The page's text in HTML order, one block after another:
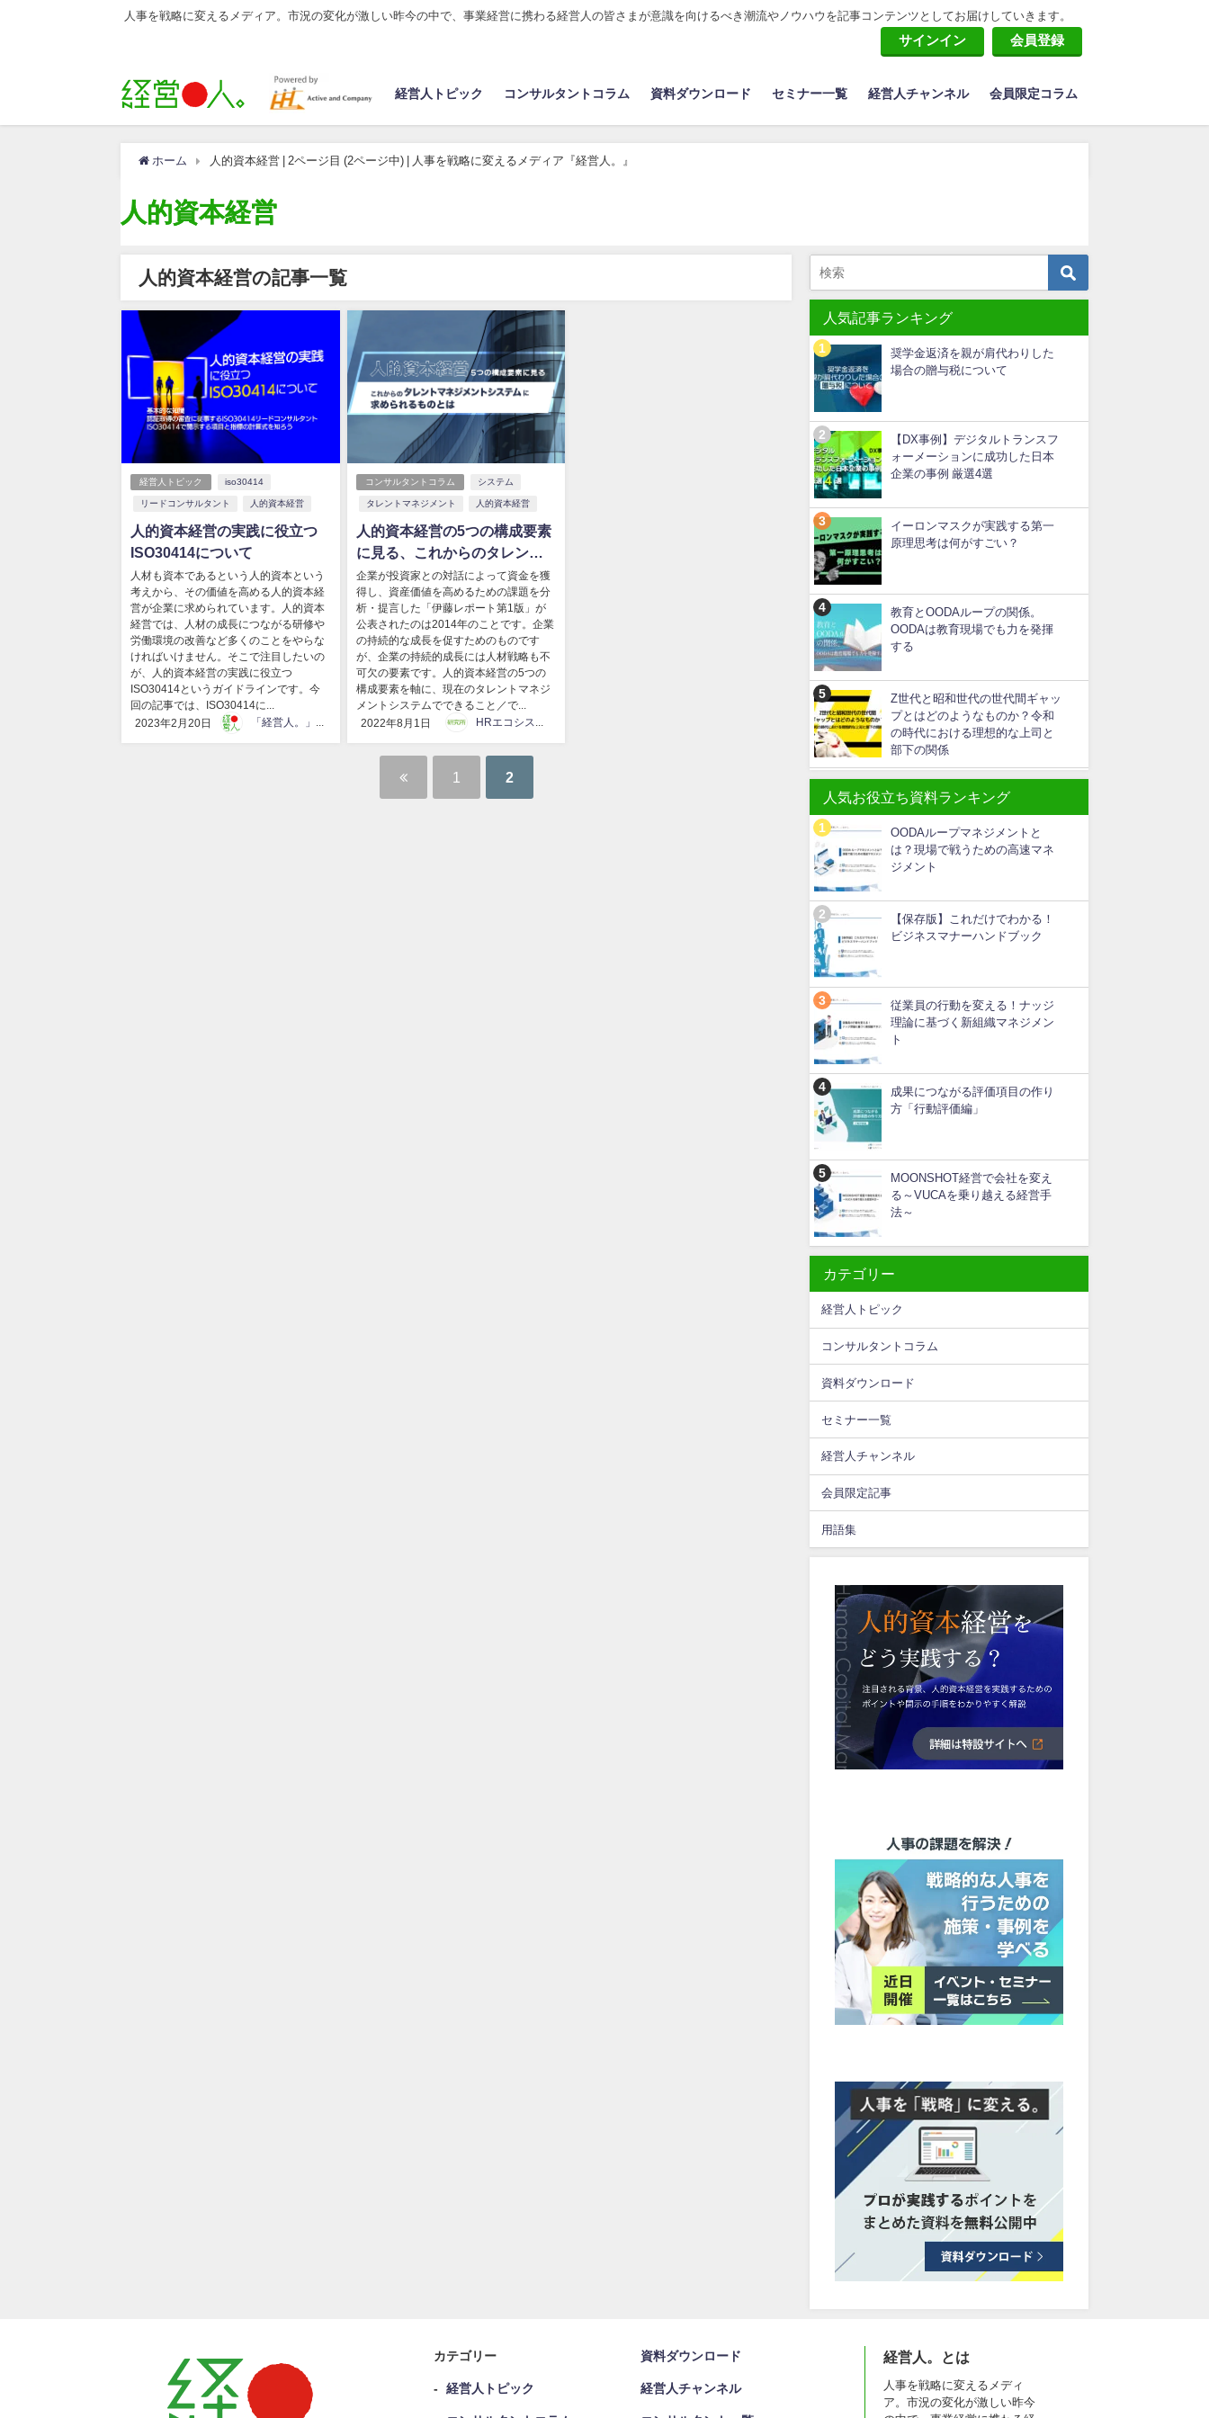
人事を戦略に変えるメディア。市況の変化が激しい昨今の中で、事業経営に携わる経営人の皆さまが意識を向けるべき潮流やノウハウを記事コンテンツとしてお届けしていきます。
サインイン 会員登録
経営人トピック コンサルタントコラム 資料ダウンロード セミナー一覧 経営人チャンネル 会員限定コラム
ホーム 人的資本経営 | 2ページ目 (2ページ中) | 人事を戦略に変えるメディア『経営人。』
人的資本経営
人的資本経営の記事一覧
経営人トピック iso30414
リードコンサルタント 人的資本経営
人的資本経営の実践に役立つ
ISO30414について
人材も資本であるという人的資本という
考えから、その価値を高める人的資本経
営が企業に求められています。人的資本
経営では、人材の成長につながる研修や
労働環境の改善など多くのことをやらな
ければいけません。そこで注目したいの
が、人的資本経営の実践に役立つ
ISO30414というガイドラインです。今
回の記事では、ISO30414に...
2023年2月20日
コンサルタントコラム システム
タレントマネジメント 人的資本経営
人的資本経営の5つの構成要素
に見る、これからのタレント
マネジメントシステムに求め
られるものとは
企業が投資家との対話によって資金を獲
得し、資産価値を高めるための課題を分
析・提言した「伊藤レポート第1版」が
公表されたのは2014年のことです。企業
の持続的な成長を促すためのものです
が、企業の持続的成長には人材戦略も不
可欠の要素です。人的資本経営の5つの
構成要素を軸に、現在のタレントマネジ
メントシステムでできること／で...
2022年8月1日
1 2
人気記事ランキング
奨学金返済を親が肩代わりした
場合の贈与税について
【DX事例】デジタルトランスフ
ォーメーションに成功した日本
企業の事例 厳選4選
イーロンマスクが実践する第一
原理思考は何がすごい？
教育とOODAループの関係。
OODAは教育現場でも力を発揮
する
Z世代と昭和世代の世代間ギャッ
プとはどのようなものか？令和
の時代における理想的な上司と
部下の関係
人気お役立ち資料ランキング
OODAループマネジメントと
は？現場で戦うための高速マネ
ジメント
【保存版】これだけでわかる！
ビジネスマナーハンドブック
従業員の行動を変える！ナッジ
理論に基づく新組織マネジメン
ト
成果につながる評価項目の作り
方「行動評価編」
MOONSHOT経営で会社を変え
る～VUCAを乗り越える経営手
法～
カテゴリー
経営人トピック
コンサルタントコラム
資料ダウンロード
セミナー一覧
経営人チャンネル
会員限定記事
用語集
カテゴリー
経営人トピック
資料ダウンロード
経営人チャンネル
経営人。とは
人事を戦略に変えるメディ
ア。市況の変化が激しい昨今